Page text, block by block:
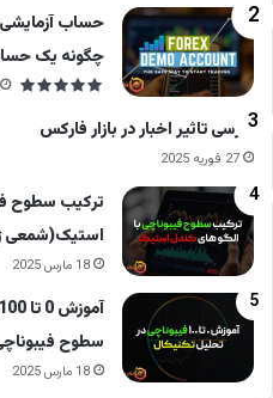
چگونه یک
بررسی تاثیر اخبار در بازار فارکس
27 فوریه 2025
ترکیب سطوح
استیک(شمعی
18 مارس 2025
سطوح
18 مارس 2025